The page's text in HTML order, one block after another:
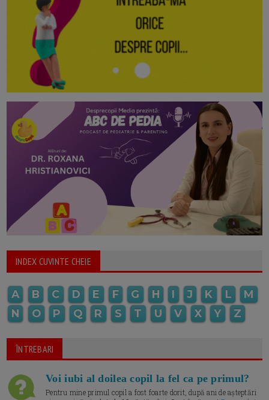
INDEX CUVINTE CHEIE
A B C D E F G H I J K L
M
N
O P Q R S T U V X Y Z
ÎNTREBARI
Voi iubi al doilea copil la fel ca pe primul?
Pentru mine primul copil a fost foarte dorit, după ani de așteptări